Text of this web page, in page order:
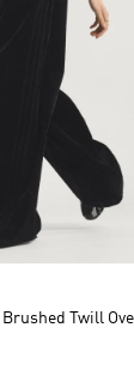
Twill